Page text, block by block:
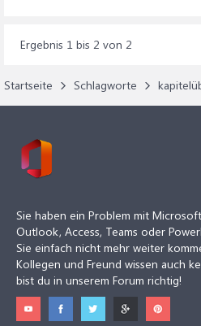
Ergebnis 1 bis 2 von 2
Startseite Schlagworte
Sie haben ein Problem mit
Outlook, Access, Teams oder
Sie einfach nicht mehr weiter
Kollegen und Freund wissen auch
bist du in unserem Forum richtig!